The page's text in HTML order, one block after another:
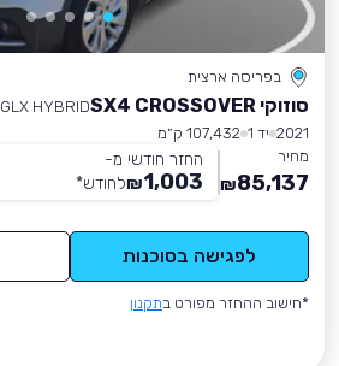
בפריסה ארצית
סוזוקי SX4 CROSSOVER
GLX HYBRID
2021 יד 1
107,432 ק״מ
מחיר
85,137
₪
החזר חודשי מ-
1,003
₪לחודש*
לפגישה בסוכנות
*חישוב ההחזר מפורט בתקנון